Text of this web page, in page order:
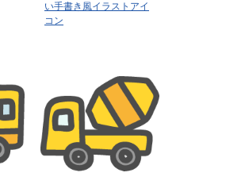
い手書き風イラストアイ
コン